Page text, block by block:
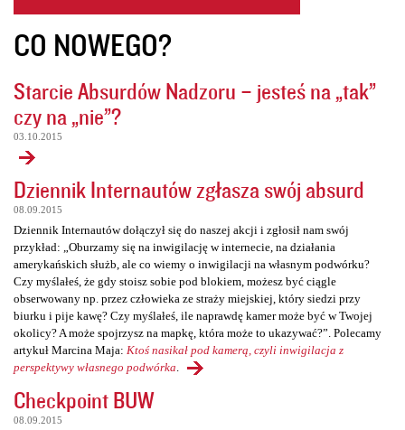
CO NOWEGO?
Starcie Absurdów Nadzoru – jesteś na „tak”
czy na „nie”?
03.10.2015
Dziennik Internautów zgłasza swój absurd
08.09.2015
Dziennik Internautów dołączył się do naszej akcji i zgłosił nam swój
przykład: „Oburzamy się na inwigilację w internecie, na działania
amerykańskich służb, ale co wiemy o inwigilacji na własnym podwórku?
Czy myślałeś, że gdy stoisz sobie pod blokiem, możesz być ciągle
obserwowany np. przez człowieka ze straży miejskiej, który siedzi przy
biurku i pije kawę? Czy myślałeś, ile naprawdę kamer może być w Twojej
okolicy? A może spojrzysz na mapkę, która może to ukazywać?”. Polecamy
artykuł Marcina Maja: Ktoś nasikał pod kamerą, czyli inwigilacja z
perspektywy własnego podwórka
Checkpoint BUW
08.09.2015